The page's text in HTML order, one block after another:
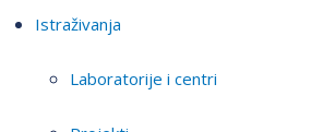
Istraživanja
Laboratorije i centri